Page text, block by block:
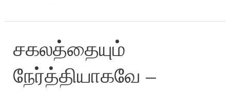
இயேசுவே
En
Thanthai
Yeasuvae
சகலத்தையும்
நேர்த்தியாகவே –